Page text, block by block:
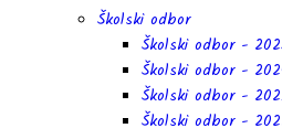
Školski odbor
Školski odbor -
Školski odbor -
Školski odbor -
Školski odbor -